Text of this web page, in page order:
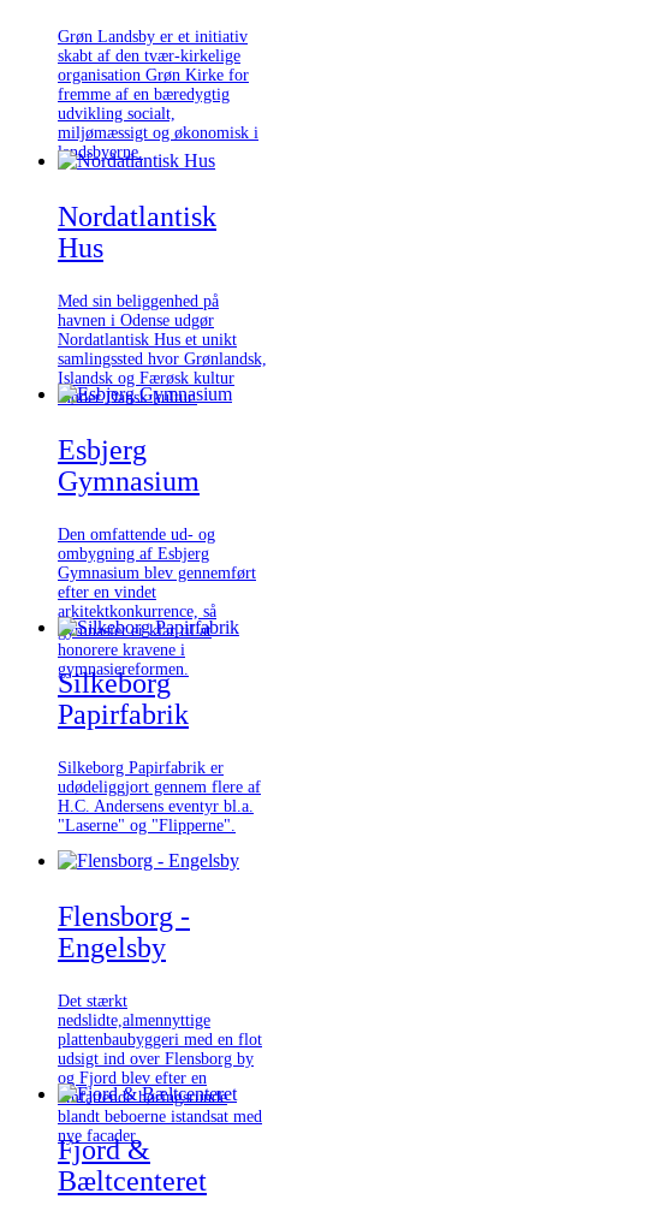
Grøn Landsby er et initiativ
skabt af den tvær-kirkelige
organisation Grøn Kirke for
fremme af en bæredygtig
udvikling socialt,
miljømæssigt og økonomisk i
landsbyerne.
Nordatlantisk
Hus
Med sin beliggenhed på
havnen i Odense udgør
Nordatlantisk Hus et unikt
samlingssted hvor Grønlandsk,
Islandsk og Færøsk kultur
møder Dansk kultur.
Esbjerg
Gymnasium
Den omfattende ud- og
ombygning af Esbjerg
Gymnasium blev gennemført
efter en vindet
arkitektkonkurrence, så
gymnasiet er klar til at
honorere kravene i
gymnasiereformen.
Silkeborg
Papirfabrik
Silkeborg Papirfabrik er
udødeliggjort gennem flere af
H.C. Andersens eventyr bl.a.
"Laserne" og "Flipperne".
Flensborg -
Engelsby
Det stærkt
nedslidte,almennyttige
plattenbaubyggeri med en flot
udsigt ind over Flensborg by
og Fjord blev efter en
omfattende høringsrunde
blandt beboerne istandsat med
nye facader.
Fjord &
Bæltcenteret